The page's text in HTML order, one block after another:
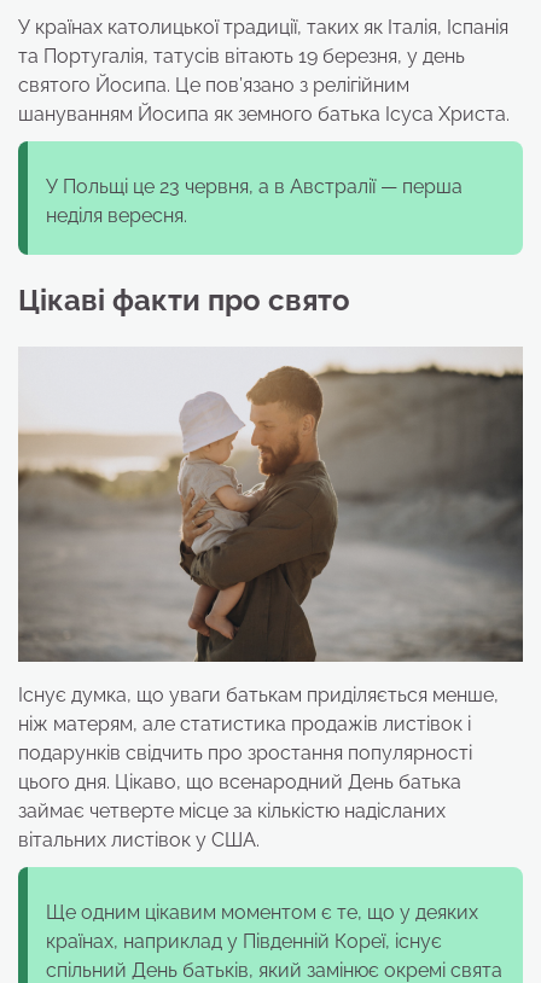
У країнах католицької традиції, таких як Італія, Іспанія
та Португалія, татусів вітають 19 березня, у день
святого Йосипа. Це пов’язано з релігійним
шануванням Йосипа як земного батька Ісуса Христа.
У Польщі це 23 червня, а в Австралії — перша
неділя вересня.
Цікаві факти про свято
Існує думка, що уваги батькам приділяється менше,
ніж матерям, але статистика продажів листівок і
подарунків свідчить про зростання популярності
цього дня. Цікаво, що всенародний День батька
займає четверте місце за кількістю надісланих
вітальних листівок у США.
Ще одним цікавим моментом є те, що у деяких
країнах, наприклад у Південній Кореї, існує
спільний День батьків, який замінює окремі свята